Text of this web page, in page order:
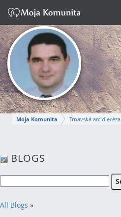
Moja Komunita
Trnavská arcidiecéza
MIROSLAV
BLOGS
All Blogs »